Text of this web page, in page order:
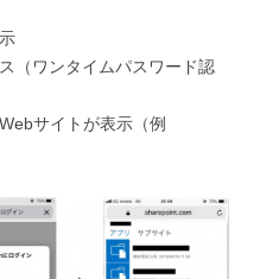
（ワンタイムパスワード認
サイトが表示（例